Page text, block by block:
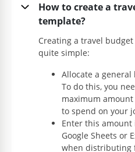
How to create a
template?
Creating a travel
quite simple:
Allocate a
To do this, you
maximum
to spend on your
Enter this
Google Sheets or
when distributing